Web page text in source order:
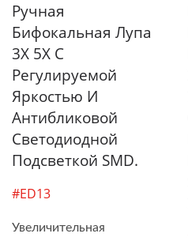
Ручная
Бифокальная Лупа
3X 5X С
Регулируемой
Яркостью И
Антибликовой
Светодиодной
Подсветкой SMD.
#ED13
Увеличительная